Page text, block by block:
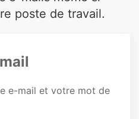
poste de travail.
e-mail et votre mot de